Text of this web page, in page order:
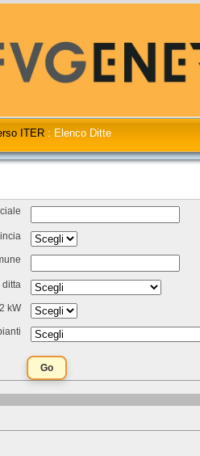
ITER : Elenco Ditte
ditta
kW